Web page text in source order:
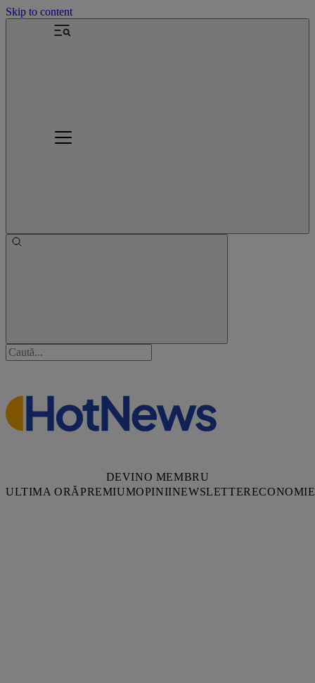
Skip to content
DEVINO MEMBRU
ULTIMA ORĂPREMIUMOPINIINEWSLETTERECONOMIE